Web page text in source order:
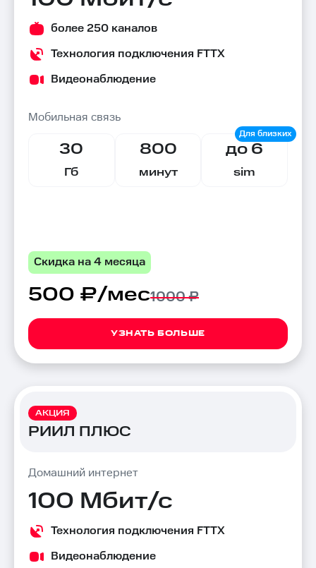
более 250 каналов
Технология подключения FTTX
Видеонаблюдение
Мобильная связь
30
Гб
800
минут
до 6
sim
Скидка на 4 месяца
500 ₽/мес1000 ₽
УЗНАТЬ БОЛЬШЕ
АКЦИЯ
РИИЛ ПЛЮС
Домашний интернет
100 Мбит/с
Технология подключения FTTX
Видеонаблюдение